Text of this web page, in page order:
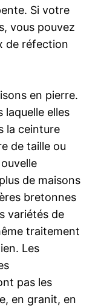
Si votre
vous pouvez
de réfection
en pierre.
laquelle elles
la ceinture
de taille ou
de maisons
bretonnes
variétés de
traitement
Les
pas les
en granit, en